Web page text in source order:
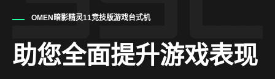
OMEN暗影精灵11竞技版游戏台式机
助您全面提升游戏表现